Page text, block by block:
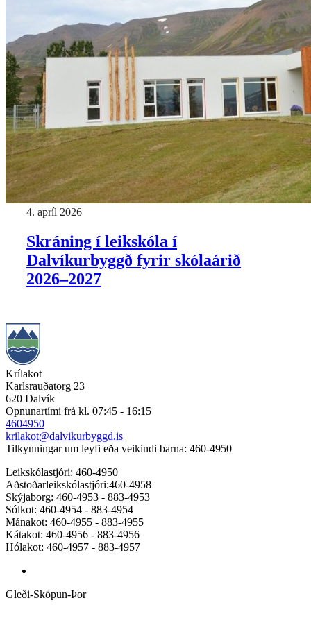
4. apríl 2026
Skráning í leikskóla í
Dalvíkurbyggð fyrir skólaárið
2026–2027
Krílakot
Karlsrauðatorg 23
620 Dalvík
Opnunartími frá kl. 07:45 - 16:15
4604950
krilakot@dalvikurbyggd.is
Tilkynningar um leyfi eða veikindi barna: 460-4950
Leikskólastjóri: 460-4950
Aðstoðarleikskólastjóri:460-4958
Skýjaborg: 460-4953 - 883-4953
Sólkot: 460-4954 - 883-4954
Mánakot: 460-4955 - 883-4955
Kátakot: 460-4956 - 883-4956
Hólakot: 460-4957 - 883-4957
Gleði-Sköpun-Þor